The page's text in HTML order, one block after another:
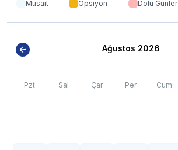
Müsait Opsiyon Dolu Günler
Ağustos 2026
Pzt Sal Çar Per Cum